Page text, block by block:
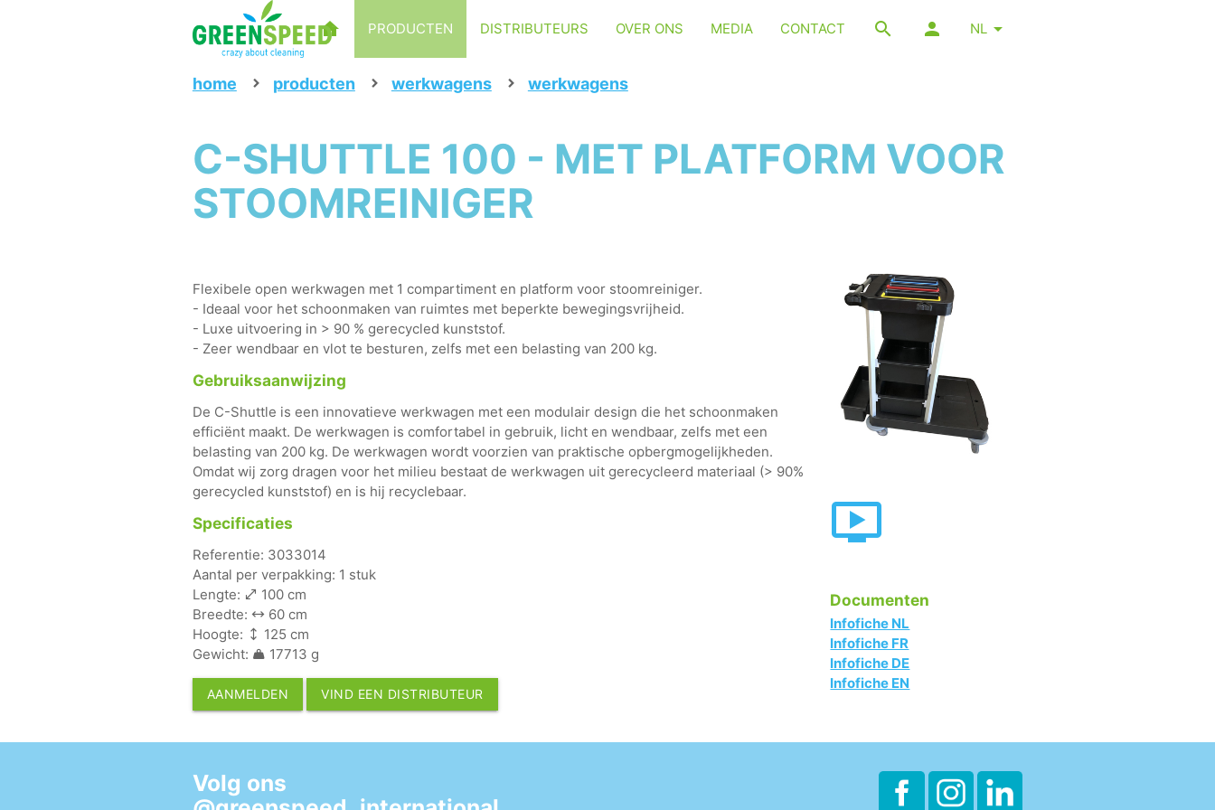
NL
PRODUCTEN DISTRIBUTEURS OVER ONS MEDIA CONTACT
home producten werkwagens werkwagens
C-SHUTTLE 100 - MET PLATFORM VOOR
STOOMREINIGER
Documenten
Infofiche NL
Infofiche FR
Infofiche DE
Infofiche EN
Flexibele open werkwagen met 1 compartiment en platform voor stoomreiniger.
- Ideaal voor het schoonmaken van ruimtes met beperkte bewegingsvrijheid.
- Luxe uitvoering in > 90 % gerecycled kunststof.
- Zeer wendbaar en vlot te besturen, zelfs met een belasting van 200 kg.
Gebruiksaanwijzing
De C-Shuttle is een innovatieve werkwagen met een modulair design die het schoonmaken
efficiënt maakt. De werkwagen is comfortabel in gebruik, licht en wendbaar, zelfs met een
belasting van 200 kg. De werkwagen wordt voorzien van praktische opbergmogelijkheden.
Omdat wij zorg dragen voor het milieu bestaat de werkwagen uit gerecycleerd materiaal (> 90%
gerecycled kunststof) en is hij recyclebaar.
Specificaties
Referentie: 3033014
Aantal per verpakking: 1 stuk
Lengte:
100 cm
Breedte:
60 cm
Hoogte:
125 cm
Gewicht:
17713 g
AANMELDEN VIND EEN DISTRIBUTEUR
Volg ons